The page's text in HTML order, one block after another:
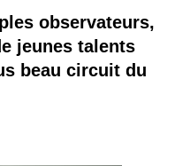
observateurs,
jeunes talents
beau circuit du